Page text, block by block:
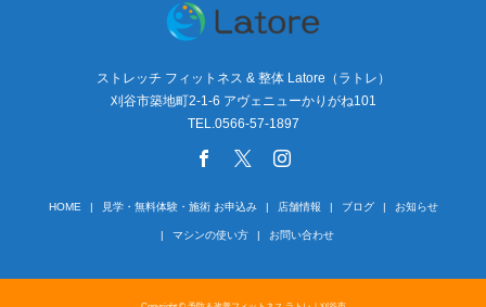
ストレッチ フィットネス & 整体 Latore（ラトレ）
刈谷市築地町2-1-6 アヴェニューかりがね101
TEL.0566-57-1897
HOME 見学・無料体験・施術 お申込み 店舗情報 ブログ お知らせ
マシンの使い方 お問い合わせ